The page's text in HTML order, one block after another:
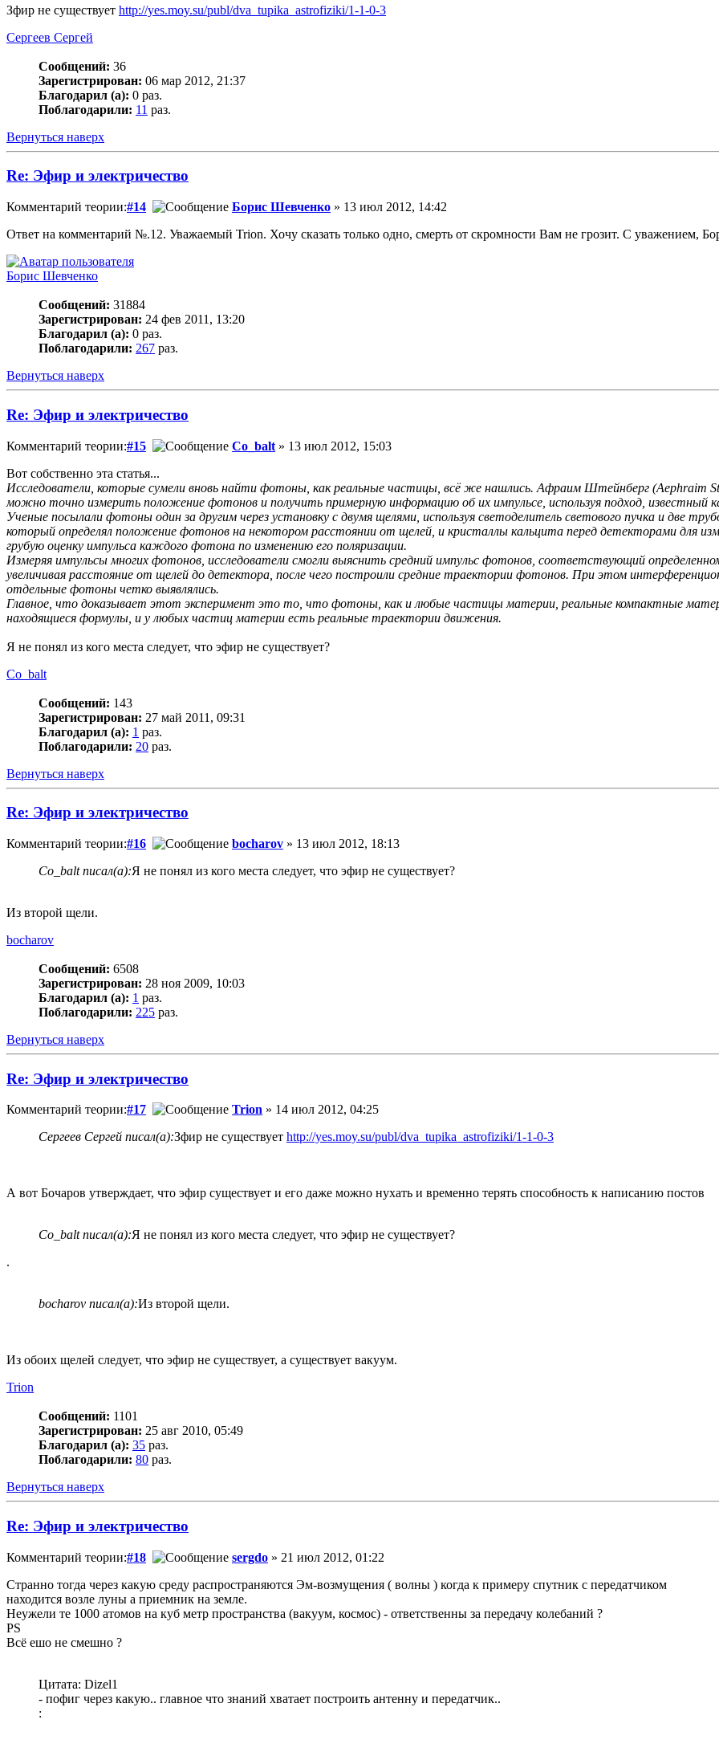
Зфир не существует http://yes.moy.su/publ/dva_tupika_astrofiziki/1-1-0-3
Сергеев Сергей
Сообщений: 36
Зарегистрирован: 06 мар 2012, 21:37
Благодарил (а): 0 раз.
Поблагодарили: 11 раз.
Вернуться наверх
Re: Эфир и электричество
Комментарий теории:#14 Борис Шевченко » 13 июл 2012, 14:42
Ответ на комментарий №.12. Уважаемый Trion. Хочу сказать только одно, смерть от скромности Вам не грозит. С уважением,
Борис Шевченко
Сообщений: 31884
Зарегистрирован: 24 фев 2011, 13:20
Благодарил (а): 0 раз.
Поблагодарили: 267 раз.
Вернуться наверх
Re: Эфир и электричество
Комментарий теории:#15 Co_balt » 13 июл 2012, 15:03
Вот собственно эта статья...
Исследователи, которые сумели вновь найти фотоны, как реальные частицы, всё же нашлись. Афраим Штейнберг (Aephraim
можно точно измерить положение фотонов и получить примерную информацию об их импульсе, используя подход, известный
Ученые посылали фотоны один за другим через установку с двумя щелями, используя светоделитель светового пучка и две
который определял положение фотонов на некотором расстоянии от щелей, и кристаллы кальцита перед детекторами для
грубую оценку импульса каждого фотона по изменению его поляризации.
Измеряя импульсы многих фотонов, исследователи смогли выяснить средний импульс фотонов, соответствующий
увеличивая расстояние от щелей до детектора, после чего построили средние траектории фотонов. При этом
отдельные фотоны четко выявлялись.
Главное, что доказывает этот эксперимент это то, что фотоны, как и любые частицы материи, реальные компактные
находящиеся формулы, и у любых частиц материи есть реальные траектории движения.
Я не понял из кого места следует, что эфир не существует?
Co_balt
Сообщений: 143
Зарегистрирован: 27 май 2011, 09:31
Благодарил (а): 1 раз.
Поблагодарили: 20 раз.
Вернуться наверх
Re: Эфир и электричество
Комментарий теории:#16 bocharov » 13 июл 2012, 18:13
Co_balt писал(а):Я не понял из кого места следует, что эфир не существует?
Из второй щели.
bocharov
Сообщений: 6508
Зарегистрирован: 28 ноя 2009, 10:03
Благодарил (а): 1 раз.
Поблагодарили: 225 раз.
Вернуться наверх
Re: Эфир и электричество
Комментарий теории:#17 Trion » 14 июл 2012, 04:25
Сергеев Сергей писал(а):Зфир не существует http://yes.moy.su/publ/dva_tupika_astrofiziki/1-1-0-3
А вот Бочаров утверждает, что эфир существует и его даже можно нухать и временно терять способность к написанию постов
Co_balt писал(а):Я не понял из кого места следует, что эфир не существует?
.
bocharov писал(а):Из второй щели.
Из обоих щелей следует, что эфир не существует, а существует вакуум.
Trion
Сообщений: 1101
Зарегистрирован: 25 авг 2010, 05:49
Благодарил (а): 35 раз.
Поблагодарили: 80 раз.
Вернуться наверх
Re: Эфир и электричество
Комментарий теории:#18 sergdo » 21 июл 2012, 01:22
Странно тогда через какую среду распространяются Эм-возмущения ( волны ) когда к примеру спутник с передатчиком
находится возле луны а приемник на земле.
Неужели те 1000 атомов на куб метр пространства (вакуум, космос) - ответственны за передачу колебаний ?
PS
Всё ешо не смешно ?
Цитата: Dizel1
- пофиг через какую.. главное что знаний хватает построить антенну и передатчик..
: